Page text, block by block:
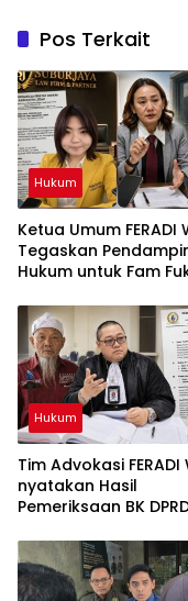
Pos Terkait
Hukum
Ketua Umum FERADI
Tegaskan
Hukum untuk Fam
Berjalan, Hormati
Penyidikan dan Hasil
Pemeriksaan BK
Hukum
Tim Advokasi FERADI
nyatakan Hasil
Pemeriksaan BK
Penyidikan Perkara
Fuk Tjhong alias